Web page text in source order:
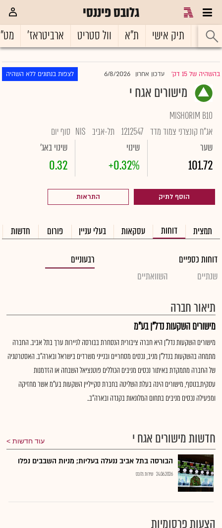
גלובס פיננסי
ראשי תיק אישי ת"א וול סטריט ארביטראז'
בהשהיה של 15 דק' |עדכון אחרון 6/8/2026 לצפות בנתונים ללא השהיה
מישורים אגח י
MISHORIM B10
אג"ח קונצרני צמוד מדד 1212547 תל-אביב NIS סוף יום
שער
101.72
שינוי
+0.32%
שינוי באג'
0.32
הוסף לתיק התראות
תמצית דוחות עסקאות בעלי עניין פורום חדשות
דוחות כספיים
רבעוניים
שנתיים
השוואתיים
תיאור חברה
מישורים השקעות נדל"ן בע"מ
מישורים השקעות נדל"ן היא חברה ציבורית הנסחרת בבורסה לניירות ערך בתל אביב. החברה
מתמחה בהשקעות בנדל"ן מניב, נכסים מסחריים ובנייני משרדים בישראל ובארה"ב. האסטרטגיה
של החברה מתמקדת באיתור נכסים מניבים הכוללים פוטנציאל השבחה או הזדמנות
עסקית.בנוסף, מישורים הינה בעלת השליטה בחברת סקייליין השקעות בע"מ אשר מחזיקה
ומפעילה נכסים מניבים בתחום המלונאות בקנדה ובארה"ב..
חדשות מישורים אגח י עוד חדשות
הבורסה בתל אביב ננעלה בעליות; מניות השבבים נפלו
24.06.2026 שירות גלובס
הצעות פרסומיות